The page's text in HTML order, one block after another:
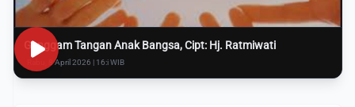
Genggam Tangan Anak Bangsa, Cipt: Hj. Ratmiwati
Rabu, 8 April 2026 | 16:i WIB